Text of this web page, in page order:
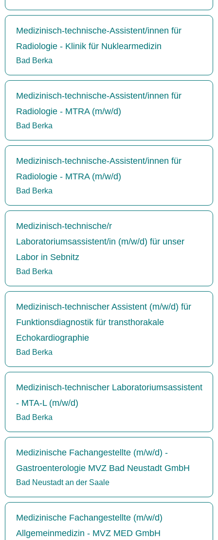
Medizinisch-technische-Assistent/innen für
Radiologie - Klinik für Nuklearmedizin
Bad Berka
Medizinisch-technische-Assistent/innen für
Radiologie - MTRA (m/w/d)
Bad Berka
Medizinisch-technische-Assistent/innen für
Radiologie - MTRA (m/w/d)
Bad Berka
Medizinisch-technische/r
Laboratoriumsassistent/in (m/w/d) für unser
Labor in Sebnitz
Bad Berka
Medizinisch-technischer Assistent (m/w/d) für
Funktionsdiagnostik für transthorakale
Echokardiographie
Bad Berka
Medizinisch-technischer Laboratoriumsassistent
- MTA-L (m/w/d)
Bad Berka
Medizinische Fachangestellte (m/w/d) -
Gastroenterologie MVZ Bad Neustadt GmbH
Bad Neustadt an der Saale
Medizinische Fachangestellte (m/w/d)
Allgemeinmedizin - MVZ MED GmbH